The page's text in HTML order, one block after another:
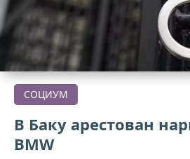
СОЦИУМ
В Баку арестован
BMW